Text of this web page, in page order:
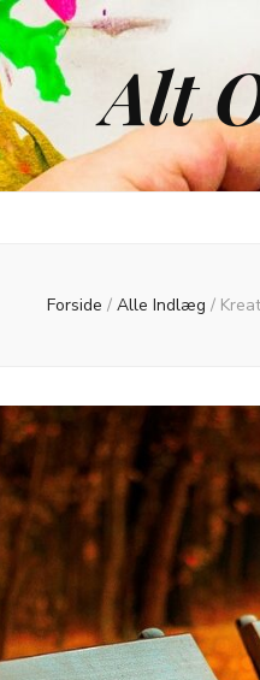
Alt
Forside / Alle Indlæg /